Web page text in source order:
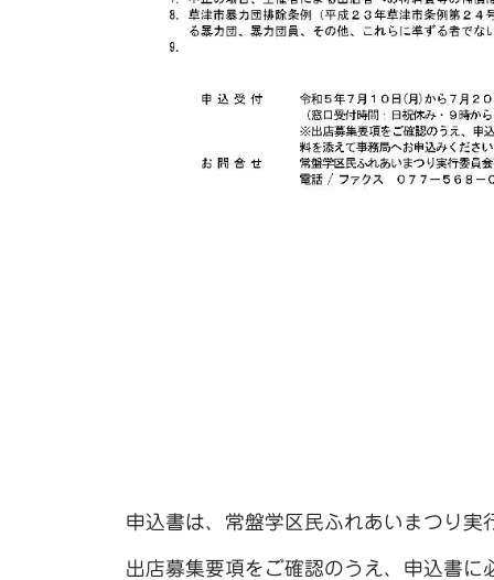
申込書は、常盤学区民ふれあいまつり
出店募集要項をご確認のうえ、申込書